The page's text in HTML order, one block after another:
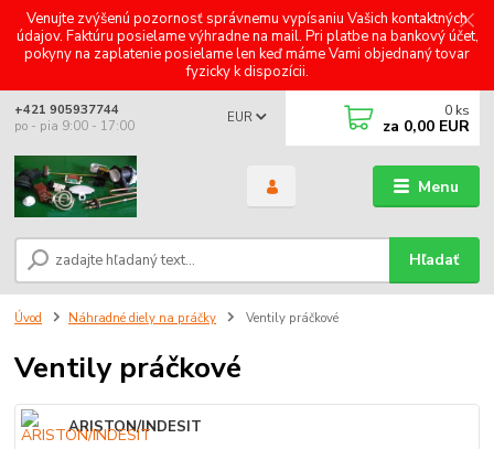
Venujte zvýšenú pozornosť správnemu vypísaniu Vašich kontaktných
údajov. Faktúru posielame výhradne na mail. Pri platbe na bankový účet,
pokyny na zaplatenie posielame len keď máme Vami objednaný tovar
fyzicky k dispozícii.
Menu
EUR
Hľadať
+421 905937744
po - pia 9:00 - 17:00
0 ks
za 0,00 EUR
Úvod Náhradné diely na práčky Ventily práčkové
Ventily práčkové
ARISTON/INDESIT